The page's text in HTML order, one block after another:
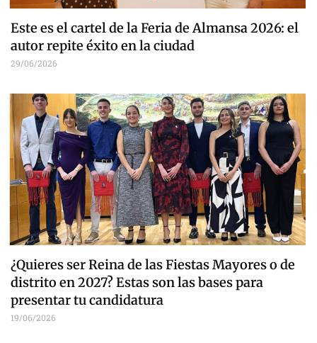
Este es el cartel de la Feria de Almansa 2026: el
autor repite éxito en la ciudad
29/06/2026
¿Quieres ser Reina de las Fiestas Mayores o de
distrito en 2027? Estas son las bases para
presentar tu candidatura
19/06/2026